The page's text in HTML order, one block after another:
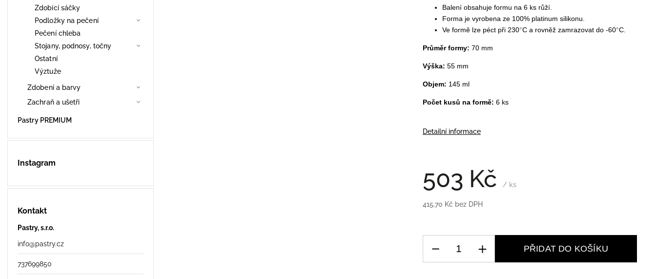
Zdobící sáčky
Podložky na pečení
Pečení chleba
Stojany, podnosy, točny
Ostatní
Výztuže
Zdobení a barvy
Zachraň a ušetři
Pastry PREMIUM
Instagram
Kontakt
Pastry, s.r.o.
info@pastry.cz
737699850
503 Kč / ks
415,70 Kč bez DPH
Balení obsahuje formu na 6 ks růží.
Forma je vyrobena ze 100% platinum silikonu.
Ve formě lze péct při 230°C a rovněž zamrazovat do -60°C.
Průměr formy: 70 mm
Výška: 55 mm
Objem: 145 ml
Počet kusů na formě: 6 ks
Detailní informace
PŘIDAT DO KOŠÍKU